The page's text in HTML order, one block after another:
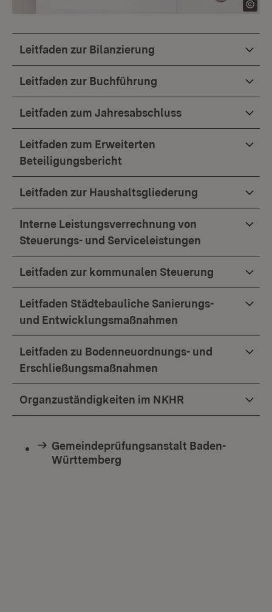
Leitfaden zur Bilanzierung
Leitfaden zur Buchführung
Leitfaden zum Jahresabschluss
Leitfaden zum Erweiterten
Beteiligungsbericht
Leitfaden zur Haushaltsgliederung
Interne Leistungsverrechnung von
Steuerungs- und Serviceleistungen
Leitfaden zur kommunalen Steuerung
Leitfaden Städtebauliche Sanierungs-
und Entwicklungsmaßnahmen
Leitfaden zu Bodenneuordnungs- und
Erschließungsmaßnahmen
Organzuständigkeiten im NKHR
Gemeindeprüfungsanstalt Baden-
Württemberg